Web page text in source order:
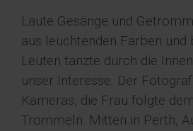
Laute Gesänge und
aus leuchtenden Farben und
Leuten tanzte durch die
unser Interesse. Der
Kameras, die Frau folgte
Trommeln. Mitten in Perth,